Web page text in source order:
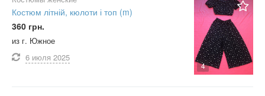
4
Костюм літній, кюлоти і топ (m)
360 грн.
из г. Южное
6 июля 2025